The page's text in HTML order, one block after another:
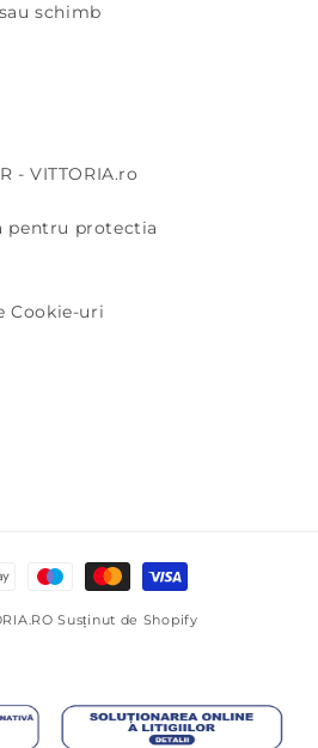
schimb
- VITTORIA.ro
pentru protectia
Cookie-uri
Susținut de Shopify